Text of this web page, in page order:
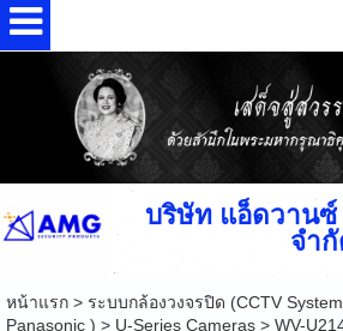
บริษัท แอ็ดวาน
จำ
หน้าแรก> ระบบกล้องวงจรปิด (CCTV
Panasonic ) > U-Series Cameras> WV-